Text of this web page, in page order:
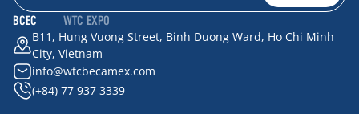
BCEC WTC EXPO
B11, Hung Vuong Street, Binh Duong Ward, Ho Chi Minh
City, Vietnam
info@wtcbecamex.com
(+84) 77 937 3339